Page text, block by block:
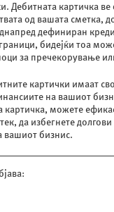
Дебитната картичка ве
од вашата сметка,
дефиниран
бидејќи тоа
за пречекорување
картички имаат
на вашиот
картичка, можете
да избегнете
вашиот бизнис.